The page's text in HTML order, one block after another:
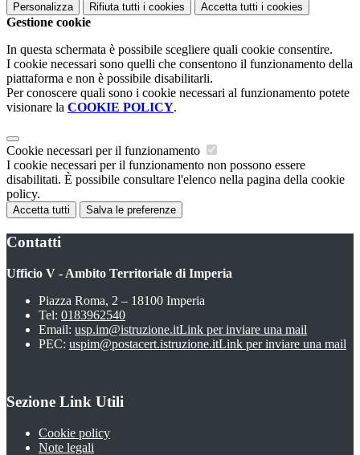
Personalizza Rifiuta tutti i cookies Accetta tutti i cookies
Gestione cookie
In questa schermata è possibile scegliere quali cookie consentire.
I cookie necessari sono quelli che consentono il funzionamento della
piattaforma e non è possibile disabilitarli.
Per conoscere quali sono i cookie necessari al funzionamento potete
visionare la COOKIE POLICY.
Cookie necessari per il funzionamento
I cookie necessari per il funzionamento non possono essere
disabilitati. È possibile consultare l'elenco nella pagina della cookie
policy.
Accetta tutti Salva le preferenze
Contatti
Ufficio V - Ambito Territoriale di Imperia
Piazza Roma, 2 – 18100 Imperia
Tel: 0183962540
Email: usp.im@istruzione.itLink per inviare una mail
PEC: uspim@postacert.istruzione.itLink per inviare una mail
Sezione Link Utili
Cookie policy
Note legali